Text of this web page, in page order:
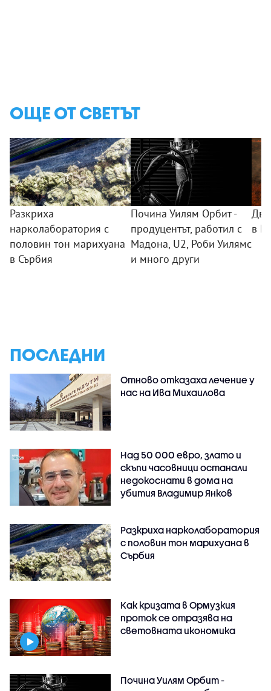
ОЩЕ ОТ СВЕТЪТ
Разкриха
нарколаборатория с
половин тон марихуана
в Сърбия
Почина Уилям Орбит -
продуцентът, работил с
Мадона, U2, Роби Уилямс
и много други
в
ПОСЛЕДНИ
Отново отказаха лечение у
нас на Ива Михаилова
Над 50 000 евро, злато и
скъпи часовници останали
недокоснати в дома на
убития Владимир Янков
Разкриха нарколаборатория
с половин тон марихуана в
Сърбия
Как кризата в Ормузкия
проток се отразява на
световната икономика
Почина Уилям Орбит -